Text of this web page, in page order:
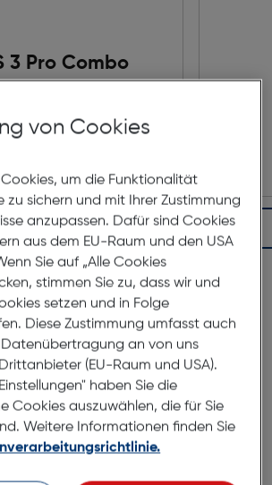
3 Pro Combo
Preis nach Rabatts
€ 860,00
Warenkorb
von Cookies
um die Funktionalität
zu sichern und mit Ihrer Zustimmung
anzupassen. Dafür sind Cookies
aus dem EU-Raum und den USA
Sie auf „Alle Cookies
stimmen Sie zu, dass wir und
setzen und in Folge
Diese Zustimmung umfasst auch
an von uns
(EU-Raum und USA).
haben Sie die
Cookies auszuwählen, die für Sie
Weitere Informationen finden Sie